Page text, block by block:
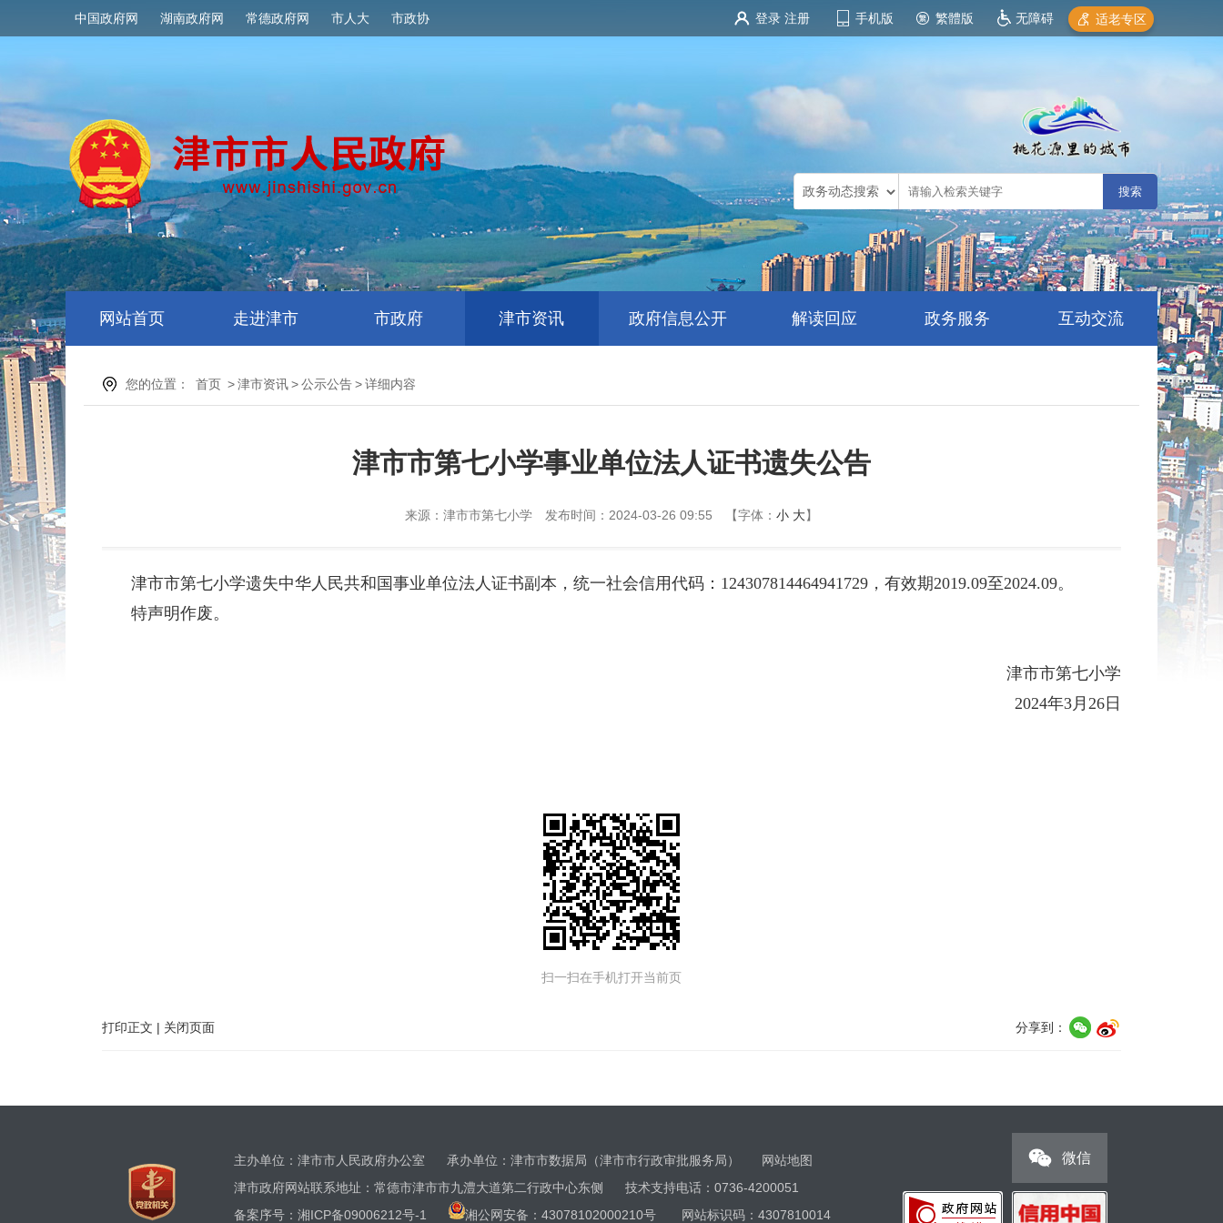
中国政府网 湖南政府网 常德政府网 市人大 市政协 登录 注册 手机版 繁體版 无障碍 适老专区
网站首页 走进津市 市政府 津市资讯 政府信息公开 解读回应 政务服务 互动交流
您的位置： 首页 >津市资讯>公示公告>详细内容
津市市第七小学事业单位法人证书遗失公告
来源：津市市第七小学 发布时间：2024-03-26 09:55 【字体： 小 大】
津市市第七小学遗失中华人民共和国事业单位法人证书副本，统一社会信用代码：124307814464941729，有效期2019.09至2024.09。
特声明作废。
津市市第七小学
2024年3月26日
扫一扫在手机打开当前页
分享到：
打印正文 | 关闭页面
主办单位：津市市人民政府办公室 承办单位：津市市数据局（津市市行政审批服务局）
网站地图
津市政府网站联系地址：常德市津市市九澧大道第二行政中心东侧 技术支持电话：0736-4200051
备案序号： 湘ICP备09006212号-1 湘公网安备：43078102000210号 网站标识码：4307810014
微信